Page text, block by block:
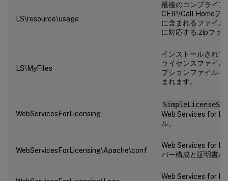
LS\resource\usage
最後のコンプライ
CEIP/Call Homeア
に含まれるファイ
に対応する.zipファ
LS\MyFiles
インストールされ
ライセンスファイ
プションファイル –
まれます。
WebServicesForLicensing
Web Services for
ル。
WebServicesForLicensing\Apache\conf
Web Services for
バー構成と証明書が
Web Services for